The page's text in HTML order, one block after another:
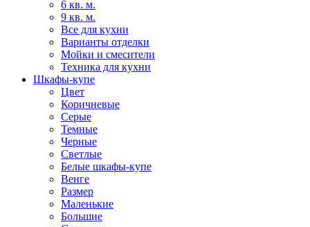
6 кв. м.
9 кв. м.
Все для кухни
Варианты отделки
Мойки и смесители
Техника для кухни
Шкафы-купе
Цвет
Коричневые
Серые
Темные
Черные
Светлые
Белые шкафы-купе
Венге
Размер
Маленькие
Большие